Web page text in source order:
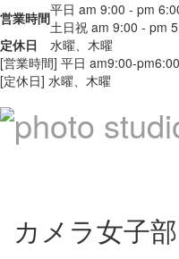
営業時間平日 am 9:00 - pm
土日祝 am 9:00 - pm
定休日
水曜、木曜
[営業時間] 平日 am9:00-
[定休日] 水曜、木曜
カメラ女子部